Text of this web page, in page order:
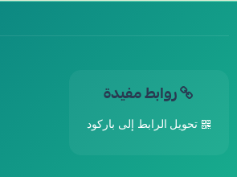
روابط مفيدة
تحويل الرابط إلى باركود